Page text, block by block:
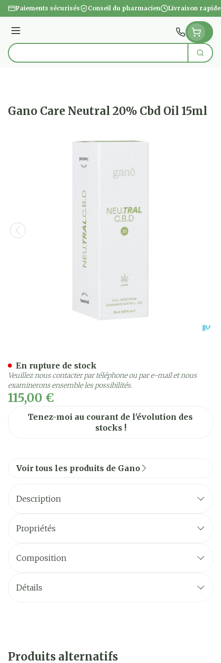
Aller au contenu
Paiements sécurisés Conseil du pharmacien Livraison rapide
Menu
Rechercher
Gano Care Neutral 20% Cbd Oil 15ml
115,00 €
Tenez-moi au courant de l'évolution des
stocks !
En rupture de stock
Veuillez nous contacter par téléphone ou par e-mail et nous
examinerons ensemble les possibilités.
Voir tous les produits de Gano
Description
Propriétés
Composition
Détails
Produits alternatifs